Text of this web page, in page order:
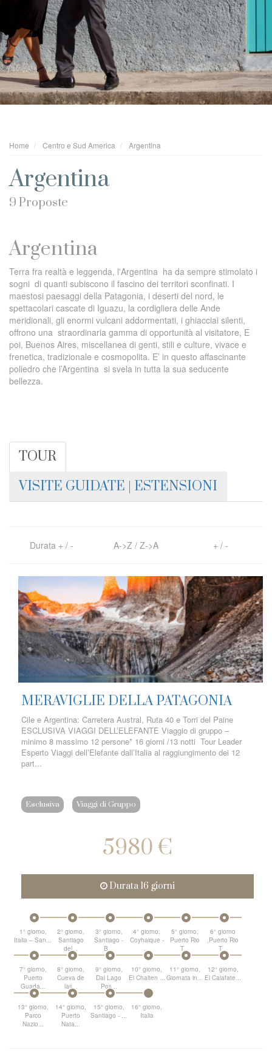
Home Centro e Sud America Argentina
Argentina
9 Proposte
Argentina
Terra fra realtà e leggenda, l'Argentina ha da sempre stimolato i
sogni di quanti subiscono il fascino dei territori sconfinati. I
maestosi paesaggi della Patagonia, i deserti del nord, le
spettacolari cascate di Iguazu, la cordigliera delle Ande
meridionali, gli enormi vulcani addormentati, i ghiacciai silenti,
offrono una straordinaria gamma di opportunità al visitatore, E
poi, Buenos Aires, miscellanea di genti, stili e culture, vivace e
frenetica, tradizionale e cosmopolita. E’ in questo affascinante
poliedro che l’Argentina si svela in tutta la sua seducente
bellezza.
TOUR
VISITE GUIDATE | ESTENSIONI
Durata + / - A->Z / Z->A + / -
MERAVIGLIE DELLA PATAGONIA
Cile e Argentina: Carretera Austral, Ruta 40 e Torri del Paine
ESCLUSIVA VIAGGI DELL’ELEFANTE Viaggio di gruppo –
minimo 8 massimo 12 persone* 16 giorni /13 notti Tour Leader
Esperto Viaggi dell’Elefante dall’Italia al raggiungimento dei 12
part...
Esclusiva Viaggi di Gruppo
5980 €
Durata 16 giorni
1° giorno,
Italia – San...
2° giorno,
Santiago
del...
3° giorno,
Santiago -
B...
4° giorno,
Coyhaique -
...
5° giorno,
Puerto Rio
T...
6° giorno
,Puerto Rio
T...
7° giorno,
Puerto
Guada...
8° giorno,
Cueva de
las...
9° giorno,
Dal Lago
Pos...
10° giorno,
El Chalten ...
11° giorno,
Giornata in...
12° giorno,
El Calafate...
13° giorno,
Parco
Nazio...
14° giorno,
Puerto
Nata...
15° giorno,
Santiago - ...
16° giorno,
Italia